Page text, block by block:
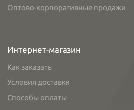
Оптово-корпоративные продажи
Интернет-магазин
Как заказать
Условия доставки
Способы оплаты